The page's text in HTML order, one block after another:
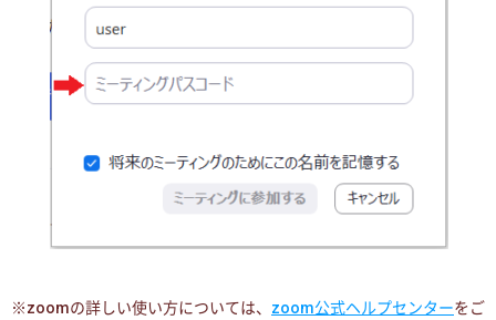
※zoomの詳しい使い方については、 zoom公式ヘルプセンターをご